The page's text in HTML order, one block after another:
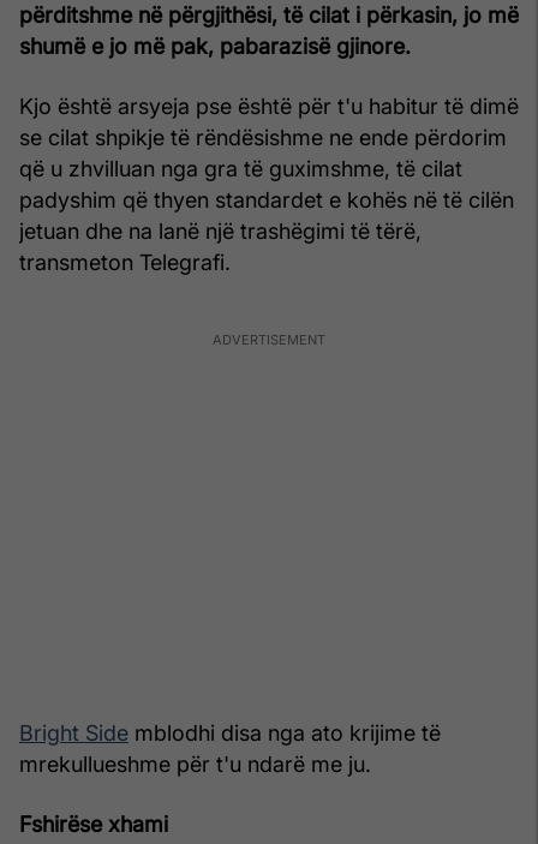
përditshme në përgjithësi, të cilat i përkasin, jo më
shumë e jo më pak, pabarazisë gjinore.
Kjo është arsyeja pse është për t'u habitur të dimë
se cilat shpikje të rëndësishme ne ende përdorim
që u zhvilluan nga gra të guximshme, të cilat
padyshim që thyen standardet e kohës në të cilën
jetuan dhe na lanë një trashëgimi të tërë,
transmeton Telegrafi.
Bright Side mblodhi disa nga ato krijime të
mrekullueshme për t'u ndarë me ju.
Fshirëse xhami